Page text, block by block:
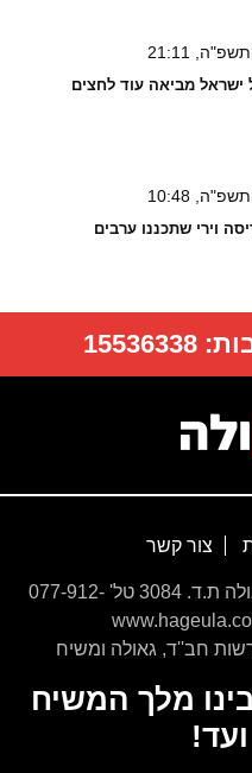
21:11
מביאה עוד לחצים
10:48
וירי שתכננו ערבים
15536338
צור קשר
שד' עצמאות 67, בת ים, עיר הגאולה ת.ד. 3084 טל' 077-912-
חב''ד, גאולה ומשיח
מלך המשיח